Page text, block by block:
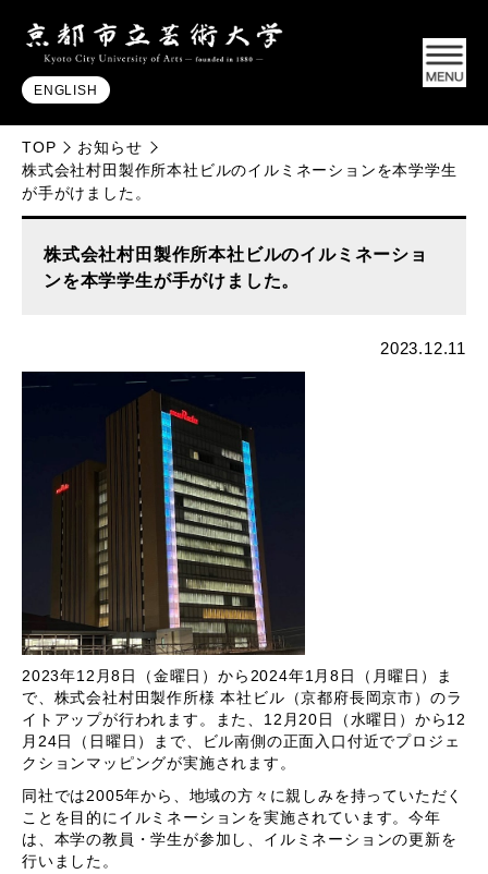
ENGLISH
TOP
お知らせ
株式会社村田製作所本社ビルのイルミネーションを本学学生
が手がけました。
株式会社村田製作所本社ビルのイルミネーショ
ンを本学学生が手がけました。
2023.12.11
2023年12月8日（金曜日）から2024年1月8日（月曜日）ま
で、株式会社村田製作所様 本社ビル（京都府長岡京市）のラ
イトアップが行われます。また、12月20日（水曜日）から12
月24日（日曜日）まで、ビル南側の正面入口付近でプロジェ
クションマッピングが実施されます。
同社では2005年から、地域の方々に親しみを持っていただく
ことを目的にイルミネーションを実施されています。今年
は、本学の教員・学生が参加し、イルミネーションの更新を
行いました。